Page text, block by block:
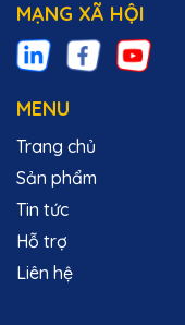
MẠNG XÃ HỘI
MENU
Trang chủ
Sản phẩm
Tin tức
Hỗ trợ
Liên hệ